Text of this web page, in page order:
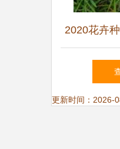
2020花卉
花卉种子
更新时间：2026-